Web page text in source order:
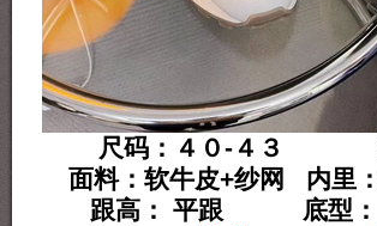
尺码：４０-４３
面料：软牛皮+纱网 内里
跟高： 平跟 底型：